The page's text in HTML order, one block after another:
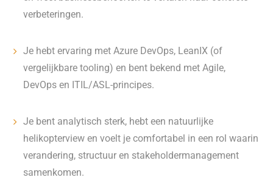
verbeteringen.
Je hebt ervaring met Azure DevOps, LeanIX (of
vergelijkbare tooling) en bent bekend met Agile,
DevOps en ITIL/ASL-principes.
Je bent analytisch sterk, hebt een natuurlijke
helikopterview en voelt je comfortabel in een rol waarin
verandering, structuur en stakeholdermanagement
samenkomen.